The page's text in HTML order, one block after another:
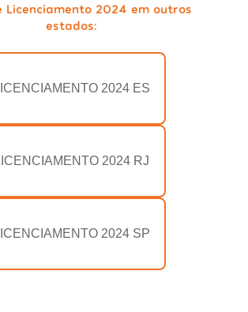
Licenciamento 2024 em outros
estados:
2024 ES
2024 RJ
2024 SP